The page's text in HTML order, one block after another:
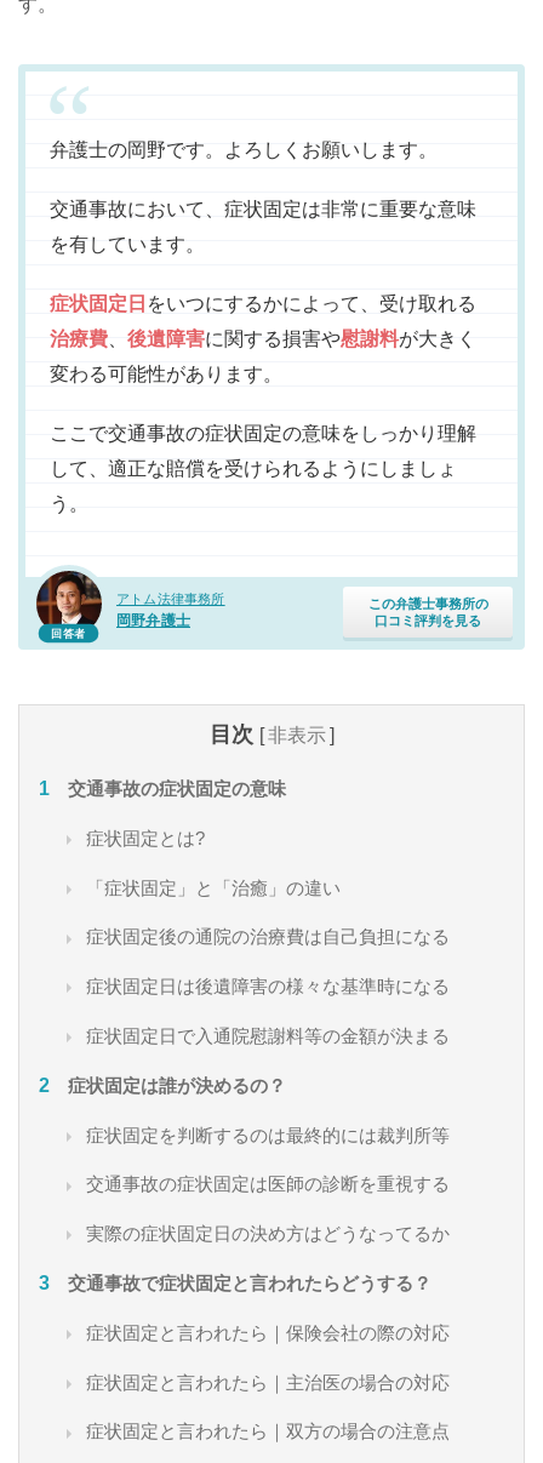
す。
回答者
アトム法律事務所
岡野弁護士
この弁護士事務所の
口コミ評判を見る
弁護士の岡野です。よろしくお願いします。
交通事故において、症状固定は非常に重要な意味
を有しています。
症状固定日 をいつにするかによって、受け取れる
治療費
後遺障害に関する損害や慰謝料が大きく
変わる可能性があります。
ここで交通事故の症状固定の意味をしっかり理解
して、適正な賠償を受けられるようにしましょ
う。
目次 [非表示]
交通事故の症状固定の意味
症状固定とは?
「症状固定」と「治癒」の違い
症状固定後の通院の治療費は自己負担になる
症状固定日は後遺障害の様々な基準時になる
症状固定日で入通院慰謝料等の金額が決まる
症状固定は誰が決めるの？
症状固定を判断するのは最終的には裁判所等
交通事故の症状固定は医師の診断を重視する
実際の症状固定日の決め方はどうなってるか
交通事故で症状固定と言われたらどうする？
症状固定と言われたら｜保険会社の際の対応
症状固定と言われたら｜主治医の場合の対応
症状固定と言われたら｜双方の場合の注意点